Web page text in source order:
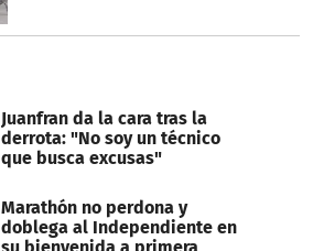
Juanfran da la cara tras la
derrota: "No soy un técnico
que busca excusas"
Marathón no perdona y
doblega al Independiente en
su bienvenida a primera